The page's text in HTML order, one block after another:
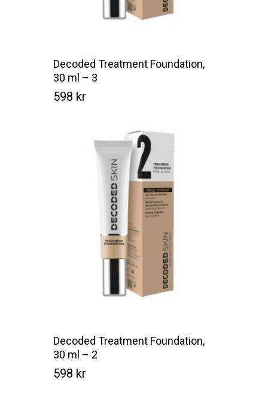
Decoded Treatment Foundation,
30 ml – 3
598 kr
Decoded Treatment Foundation,
30 ml – 2
598 kr